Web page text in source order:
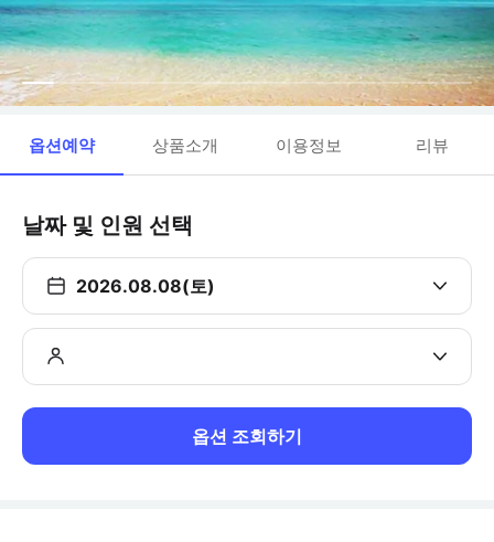
옵션예약 상품소개 이용정보 리뷰
날짜 및 인원 선택
2026.08.08(토)
옵션 조회하기